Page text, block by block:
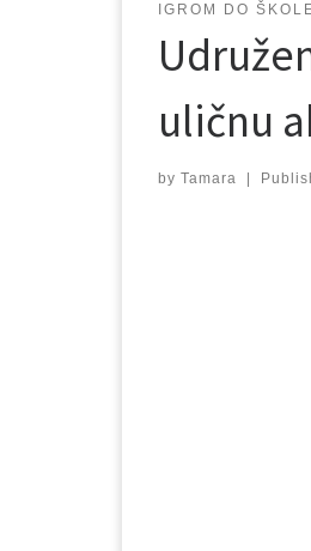
IGROM DO
uličnu
by Tamara